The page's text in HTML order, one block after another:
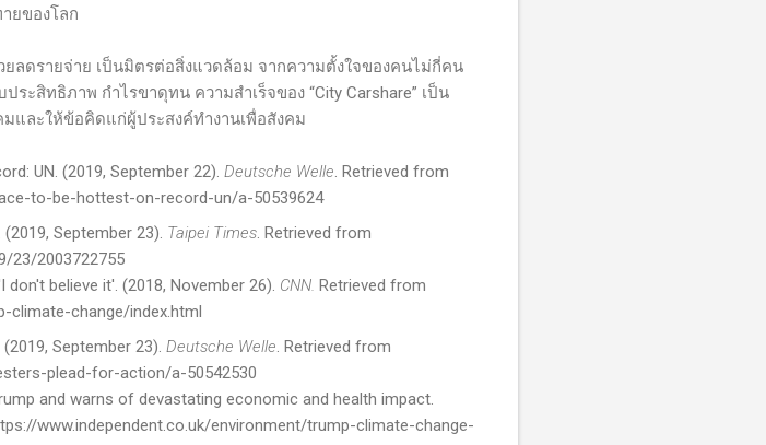
ยของโลก
ลดรายจ่าย เป็นมิตรต่อสิ่งแวดล้อม จากความตั้งใจของคนไม่กี่คน
ะสิทธิภาพ กำไรขาดุทน ความสำเร็จของ “City Carshare” เป็น
และให้ข้อคิดแก่ผู้ประสงค์ทำงานเพื่อสังคม
UN. (2019, September 22). Deutsche Welle. Retrieved from
to-be-hottest-on-record-un/a-50539624
September 23). Taipei Times. Retrieved from
23/2003722755
don't believe it'. (2018, November 26). CNN. Retrieved from
change/index.html
(2019, September 23). Deutsche Welle. Retrieved from
plead-for-action/a-50542530
and warns of devastating economic and health impact.
www.independent.co.uk/environment/trump-climate-change-